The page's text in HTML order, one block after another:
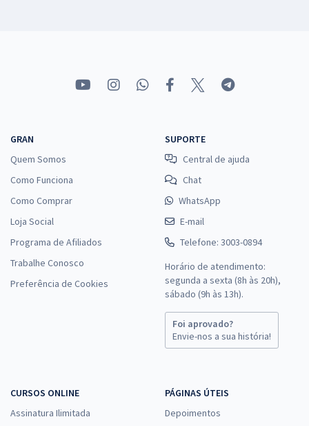
GRAN
Quem Somos
Como Funciona
Como Comprar
Loja Social
Programa de Afiliados
Trabalhe Conosco
Preferência de Cookies
SUPORTE
Central de ajuda
Chat
WhatsApp
E-mail
Telefone: 3003-0894
Horário de atendimento:
segunda a sexta (8h às 20h),
sábado (9h às 13h).
Foi aprovado?
Envie-nos a sua história!
CURSOS ONLINE
Assinatura Ilimitada
PÁGINAS ÚTEIS
Depoimentos